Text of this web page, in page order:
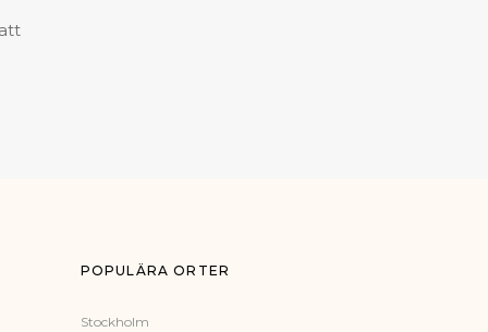
POPULÄRA ORTER
Stockholm